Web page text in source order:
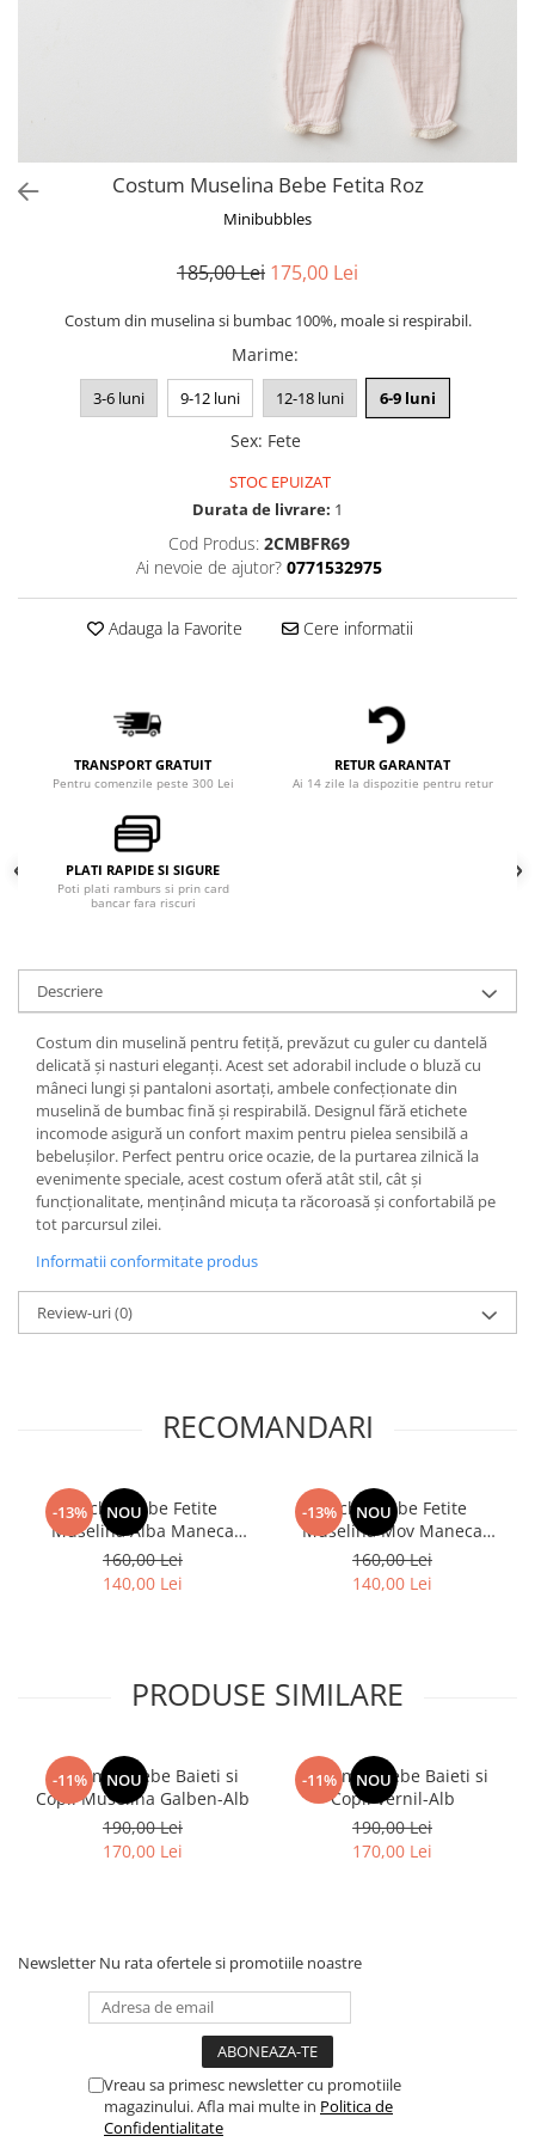
Costum Muselina Bebe Fetita Roz
Minibubbles
185,00 Lei 175,00 Lei
Costum din muselina si bumbac 100%, moale si respirabil.
Marime:
3-6 luni 9-12 luni 12-18 luni 6-9 luni
Sex: Fete
STOC EPUIZAT
Durata de livrare: 1
Cod Produs: 2CMBFR69
Ai nevoie de ajutor? 0771532975
Adauga la Favorite Cere informatii
TRANSPORT GRATUIT
Pentru comenzile peste 300 Lei
RETUR GARANTAT
Ai 14 zile la dispozitie pentru retur
PLATI RAPIDE SI SIGURE
Poti plati ramburs si prin card
bancar fara riscuri
Descriere
Costum din muselină pentru fetiță, prevăzut cu guler cu dantelă
delicată și nasturi eleganți. Acest set adorabil include o bluză cu
mâneci lungi și pantaloni asortați, ambele confecționate din
muselină de bumbac fină și respirabilă. Designul fără etichete
incomode asigură un confort maxim pentru pielea sensibilă a
bebelușilor. Perfect pentru orice ocazie, de la purtarea zilnică la
evenimente speciale, acest costum oferă atât stil, cât și
funcționalitate, menținând micuța ta răcoroasă și confortabilă pe
tot parcursul zilei.
Informatii conformitate produs
Review-uri(0)
RECOMANDARI
-13% NOU
Rochie Bebe Fetite
Muselina Alba Maneca
Scurta
160,00 Lei
140,00 Lei
-13% NOU
Rochie Bebe Fetite
Muselina Mov Maneca
Scurta
160,00 Lei
140,00 Lei
PRODUSE SIMILARE
-11% NOU
Costumas Bebe Baieti si
Copii Muselina Galben-Alb
190,00 Lei
170,00 Lei
-11% NOU
Costumas Bebe Baieti si
Copii Vernil-Alb
190,00 Lei
170,00 Lei
Newsletter Nu rata ofertele si promotiile noastre
Vreau sa primesc newsletter cu promotiile
magazinului. Afla mai multe in Politica de
Confidentialitate